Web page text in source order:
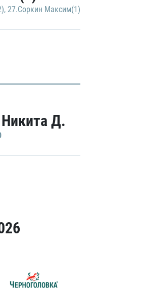
, 27.Соркин Максим(1)
Д.